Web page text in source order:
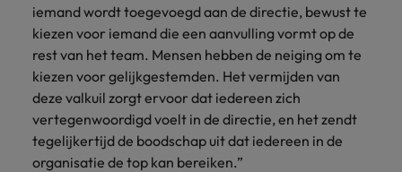
iemand wordt toegevoegd aan de directie, bewust te
kiezen voor iemand die een aanvulling vormt op de
rest van het team. Mensen hebben de neiging om te
kiezen voor gelijkgestemden. Het vermijden van
deze valkuil zorgt ervoor dat iedereen zich
vertegenwoordigd voelt in de directie, en het zendt
tegelijkertijd de boodschap uit dat iedereen in de
organisatie de top kan bereiken.”